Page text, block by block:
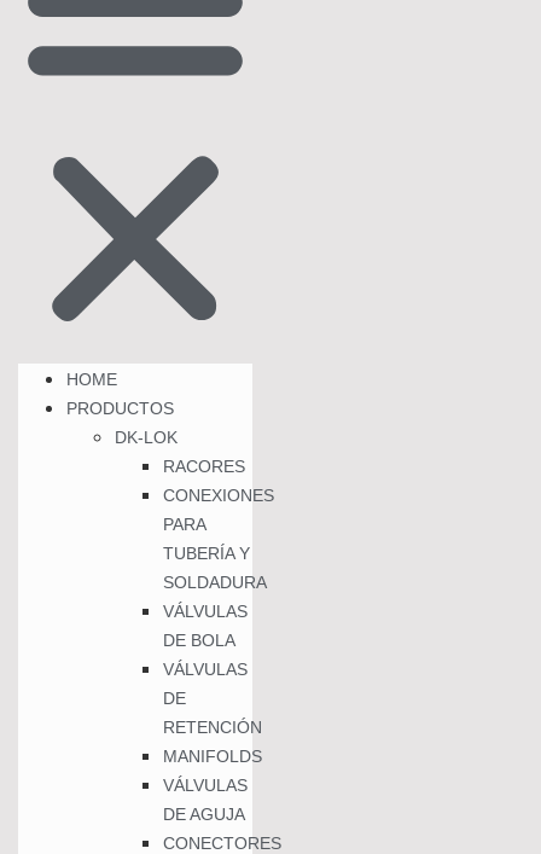
HOME
PRODUCTOS
DK-LOK
RACORES
CONEXIONES
PARA
TUBERÍA Y
SOLDADURA
VÁLVULAS
DE BOLA
VÁLVULAS
DE
RETENCIÓN
MANIFOLDS
VÁLVULAS
DE AGUJA
CONECTORES